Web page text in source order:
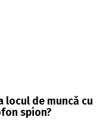
locul de muncă cu
spion?